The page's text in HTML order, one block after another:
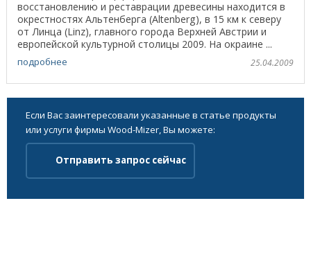
восстановлению и реставрации древесины находится в
окрестностях Альтенберга (Altenberg), в 15 км к северу
от Линца (Linz), главного города Верхней Австрии и
европейской культурной столицы 2009. На окраине ...
подробнее 25.04.2009
Если Вас заинтересовали указанные в статье продукты
или услуги фирмы Wood-Mizer, Вы можете:
Отправить запрос сейчас